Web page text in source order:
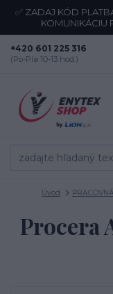
✅ ZADAJ KÓD
KOMUNIKÁCIU
+420 601 225 316
(Po-Pia 10-13 hod.)
Úvod
Procera